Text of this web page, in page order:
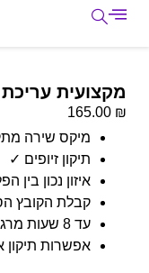
מקצועית עריכת
165.00 ₪
מיקס שירה
תיקון זיופים ✓
איזון נכון בין
קבלת הקובץ
עד 8 שעות מרגע אישור הזמנה ✓
אפשרות